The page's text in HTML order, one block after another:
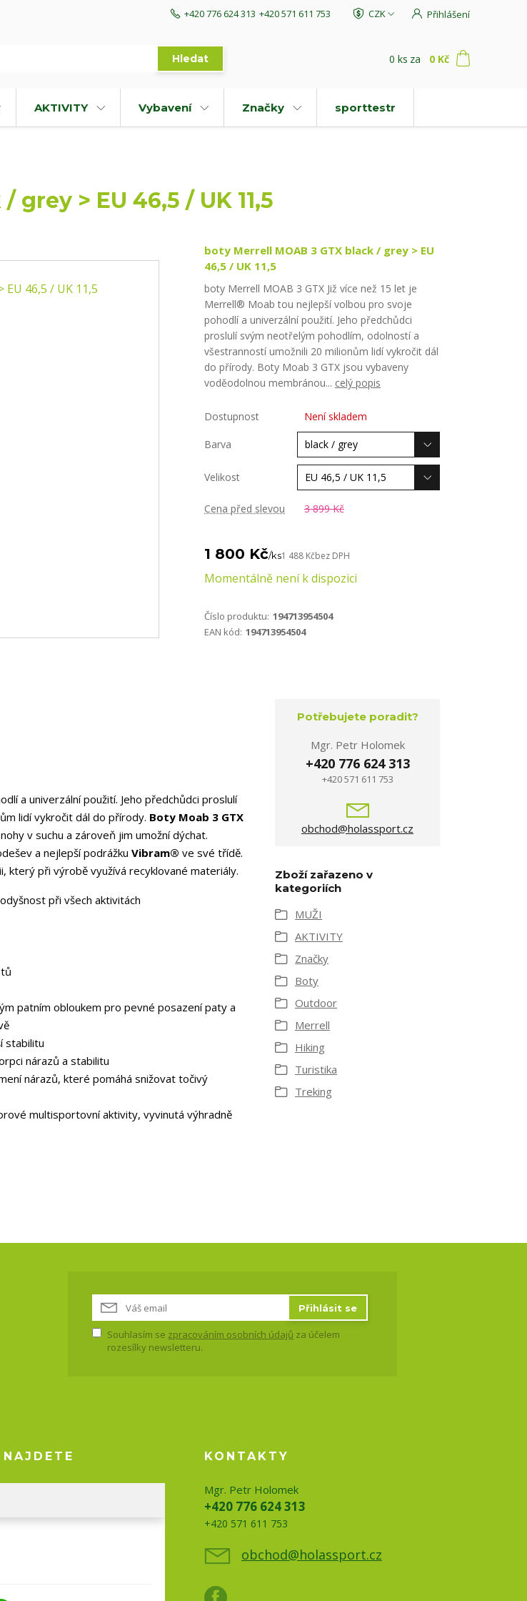
CZK Přihlášení
Hledat
+420 776 624 313 +420 571 611 753
0 ks za 0 Kč
AKTIVITY Vybavení Značky sporttestr
> EU 46,5 / UK 11,5
boty Merrell MOAB 3 GTX black / grey > EU
46,5 / UK 11,5
boty Merrell MOAB 3 GTX Již více než 15 let je
Merrell® Moab tou nejlepší volbou pro svoje
pohodlí a univerzální použití. Jeho předchůdci
proslulí svým neotřelým pohodlím, odolností a
všestranností umožnili 20 milionům lidí vykročit dál
do přírody. Boty Moab 3 GTX jsou vybaveny
voděodolnou membránou... celý popis
Dostupnost Není skladem
Barva
Velikost
Cena před slevou 3 899 Kč
1 800 Kč/ks1 488 Kčbez DPH
Momentálně není k dispozici
Číslo produktu: 194713954504
EAN kód: 194713954504
a univerzální použití. Jeho předchůdci proslulí
lidí vykročit dál do přírody. Boty Moab 3 GTX
v suchu a zároveň jim umožní dýchat.
a nejlepší podrážku Vibram® ve své třídě.
který při výrobě využívá recyklované materiály.
při všech aktivitách
patním obloukem pro pevné posazení paty a
stabilitu
nárazů a stabilitu
nárazů, které pomáhá snižovat točivý
multisportovní aktivity, vyvinutá výhradně
Potřebujete poradit?
Mgr. Petr Holomek
+420 776 624 313
+420 571 611 753
obchod@holassport.cz
Zboží zařazeno v
kategoriích
MUŽI
AKTIVITY
Značky
Boty
Outdoor
Merrell
Hiking
Turistika
Treking
Přihlásit se
Souhlasím se zpracováním osobních údajů za účelem
rozesílky newsletteru.
KONTAKTY
Mgr. Petr Holomek
+420 776 624 313
+420 571 611 753
obchod@holassport.cz